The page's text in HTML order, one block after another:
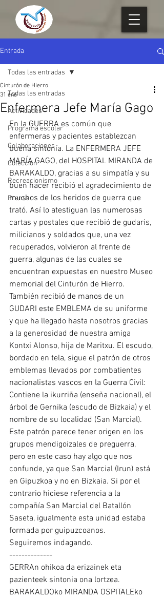
Entrada
Todas las entradas
Actividades
Programa escolar
Colaboraciones
Colección
Recreacionismo
Prensa
Todas las entradas
Enfermera Jefe María Gago
Cinturón de Hierro
31 ene
En la GUERRA es común que
enfermeras y pacientes establezcan
buena sintonía. La ENFERMERA JEFE
MARÍA GAGO, del HOSPITAL MIRANDA de
BARAKALDO, gracias a su simpatía y su
buen hacer recibió el agradecimiento de
muchos de los heridos de guerra que
trató. Así lo atestiguan las numerosas
cartas y postales que recibió de gudaris,
milicianos y soldados que, una vez
recuperados, volvieron al frente de
guerra, algunas de las cuales se
encuentran expuestas en nuestro Museo
memorial del Cinturón de Hierro.
También recibió de manos de un
GUDARI este EMBLEMA de su uniforme
y que ha llegado hasta nosotros gracias
a la generosidad de nuestra amiga
Kontxi Alonso, hija de Maritxu. El escudo,
bordado en tela, sigue el patrón de otros
emblemas llevados por combatientes
nacionalistas vascos en la Guerra Civil:
Contiene la ikurriña (enseña nacional), el
árbol de Gernika (escudo de Bizkaia) y el
nombre de su localidad (San Marcial).
Este patrón parece tener origen en los
grupos mendigoizales de preguerra,
pero en este caso hay algo que nos
confunde, ya que San Marcial (Irun) está
en Gipuzkoa y no en Bizkaia. Si por el
contrario hiciese referencia a la
compañía San Marcial del Batallón
Saseta, igualmente esta unidad estaba
formada por guipuzcoanos.
Seguiremos indagando.
--------------
GERRAn ohikoa da erizainek eta
pazienteek sintonia ona lortzea.
BARAKALDOko MIRANDA OSPITALEko